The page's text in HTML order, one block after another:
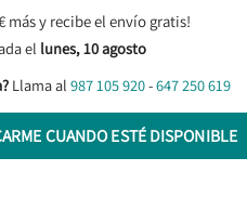
más y recibe el envío gratis!
el lunes, 10 agosto
Llama al 987 105 920-647 250 619
CUANDO ESTÉ DISPONIBLE